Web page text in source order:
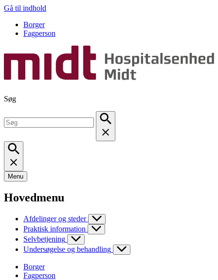
Gå til indhold
Borger
Fagperson
Søg
Menu
Hovedmenu
Afdelinger og steder
Praktisk information
Selvbetjening
Undersøgelse og behandling
Borger
Fagperson